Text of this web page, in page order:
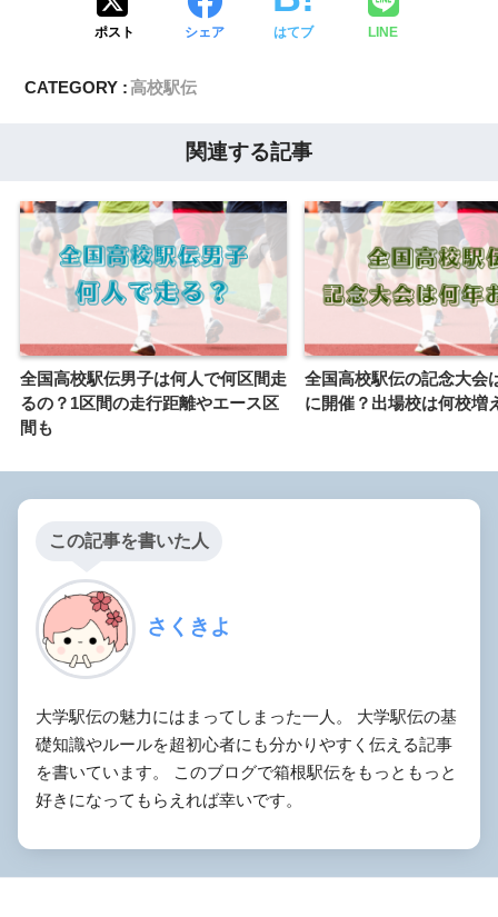
ポスト シェア はてブ LINE
CATEGORY :高校駅伝
関連する記事
全国高校駅伝男子は何人で何区間走
るの？1区間の走行距離やエース区
間も
全国高校駅伝の記念大会
に開催？出場校は何校増
この記事を書いた人
さくきよ
大学駅伝の魅力にはまってしまった一人。 大学駅伝の基
礎知識やルールを超初心者にも分かりやすく伝える記事
を書いています。 このブログで箱根駅伝をもっともっと
好きになってもらえれば幸いです。